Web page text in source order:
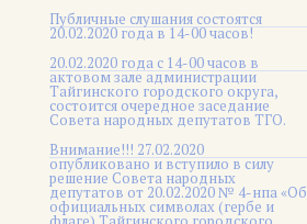
Публичные слушания состоятся
20.02.2020 года в 14-00 часов!
20.02.2020 года с 14-00 часов в
актовом зале администрации
Тайгинского городского округа,
состоится очередное заседание
Совета народных депутатов ТГО.
Внимание!!! 27.02.2020
опубликовано и вступило в силу
решение Совета народных
депутатов от 20.02.2020 № 4-нпа «Об
официальных символах (гербе и